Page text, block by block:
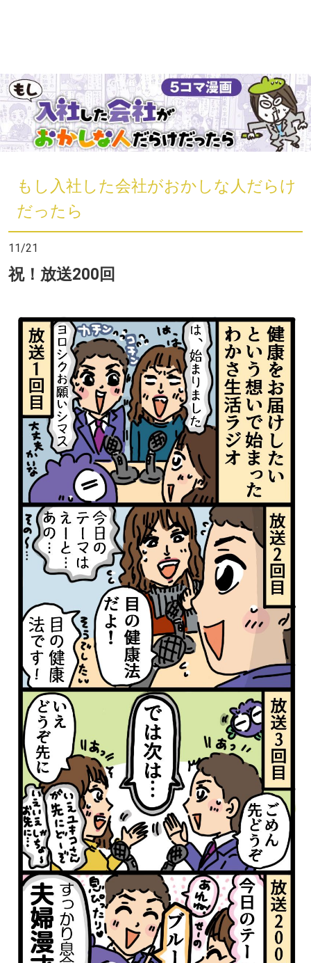
もし入社した会社がおかしな人だらけ
だったら
11/21
祝！放送200回